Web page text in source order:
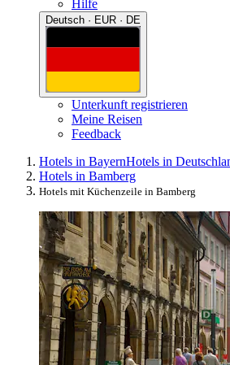
Hilfe
Deutsch · EUR · DE
Unterkunft registrieren
Meine Reisen
Feedback
Hotels in BayernHotels in
Hotels in Bamberg
Hotels mit Küchenzeile in Bamberg